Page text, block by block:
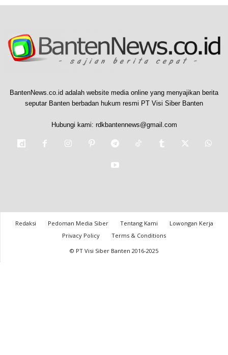
BantenNews.co.id adalah website media online yang menyajikan berita
seputar Banten berbadan hukum resmi PT Visi Siber Banten
Hubungi kami: rdkbantennews@gmail.com
Redaksi Pedoman Media Siber Tentang Kami
Lowongan Kerja
Privacy Policy
Terms & Conditions
© PT Visi Siber Banten 2016-2025